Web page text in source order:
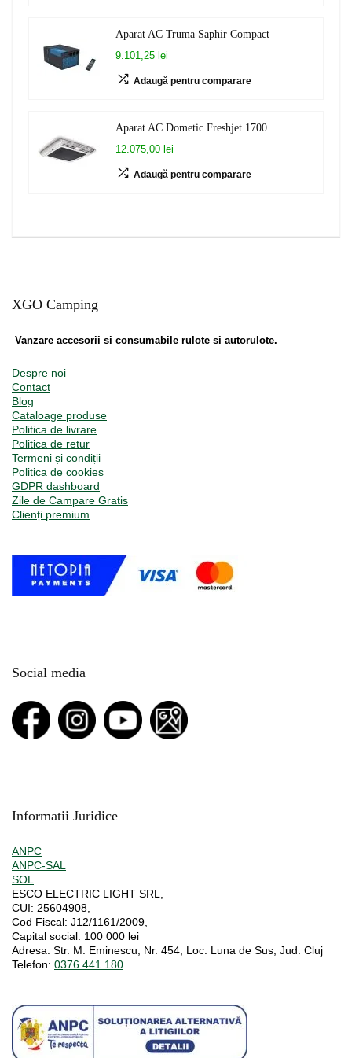
Aparat AC Truma Saphir Compact
9.101,25 lei
Adaugă pentru comparare
Aparat AC Dometic Freshjet 1700
12.075,00 lei
Adaugă pentru comparare
XGO Camping
Vanzare accesorii si consumabile rulote si autorulote.
Despre noi
Contact
Blog
Cataloage produse
Politica de livrare
Politica de retur
Termeni și condiții
Politica de cookies
GDPR dashboard
Zile de Campare Gratis
Clienți premium
Social media
Informatii Juridice
ANPC
ANPC-SAL
SOL
ESCO ELECTRIC LIGHT SRL,
CUI: 25604908,
Cod Fiscal: J12/1161/2009,
Capital social: 100 000 lei
Adresa: Str. M. Eminescu, Nr. 454, Loc. Luna de Sus, Jud. Cluj
Telefon: 0376 441 180